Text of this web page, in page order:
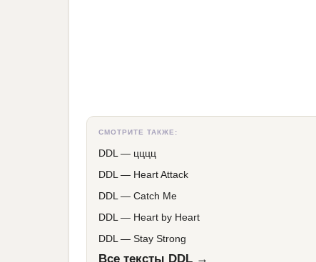
СМОТРИТЕ ТАКЖЕ:
DDL — цццц
DDL — Heart Attack
DDL — Catch Me
DDL — Heart by Heart
DDL — Stay Strong
Все тексты DDL →